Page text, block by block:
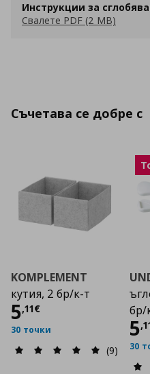
Инструкции за
Свалете PDF (2 MB)
Съчетава се добре с
KOMPLEMENT
кутия, 2 бр/к-т
5,11€
Цена
30 точки
(9)
бр/
5,
30